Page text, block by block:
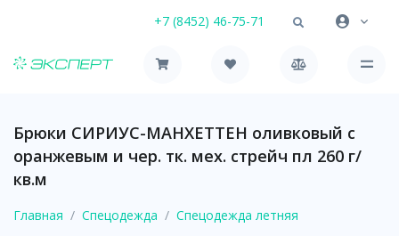
+7 (8452) 46-75-71
Брюки СИРИУС-МАНХЕТТЕН оливковый с
оранжевым и чер. тк. мех. стрейч пл 260 г/
кв.м
Главная Спецодежда Спецодежда летняя